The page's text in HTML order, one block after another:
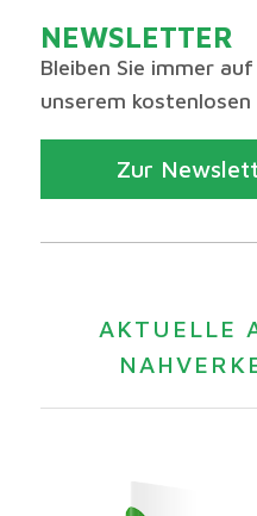
NEWSLETTER
Bleiben Sie immer
unserem
Zur
AKTUELLE